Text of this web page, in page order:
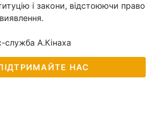
Думки
і закони, відстоюючи право
А.Кінаха
НАС